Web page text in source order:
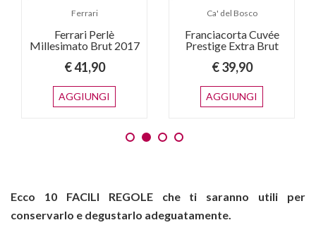
Ferrari
Ferrari Perlè
Millesimato Brut 2017
€ 41,90
AGGIUNGI
Ca' del Bosco
Franciacorta Cuvée
Prestige Extra Brut
€ 39,90
AGGIUNGI
Ecco 10 FACILI REGOLE che ti saranno utili per
conservarlo e degustarlo adeguatamente.